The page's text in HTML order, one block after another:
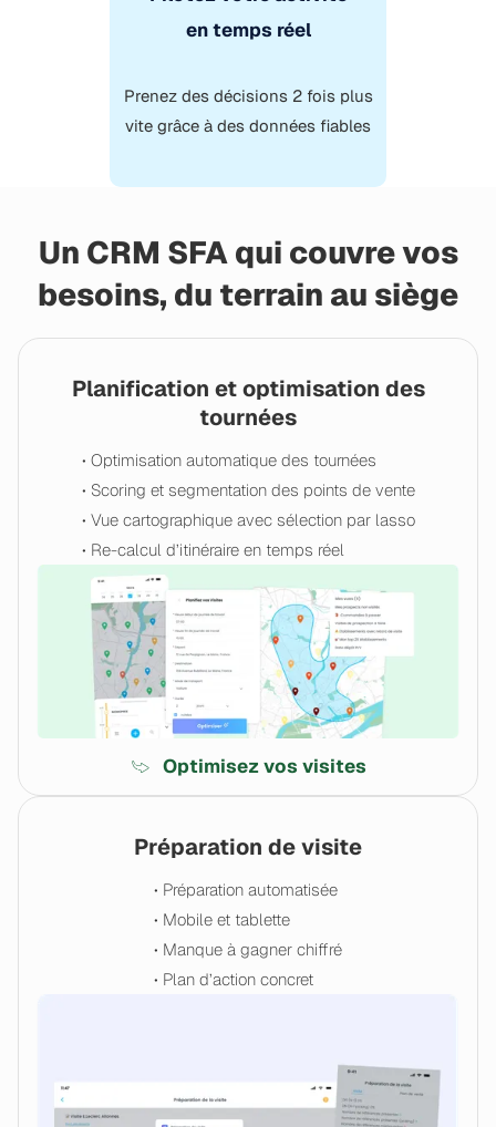
en temps réel
Prenez des décisions 2 fois plus
vite grâce à des données fiables
Un CRM SFA qui couvre vos
besoins, du terrain au siège
Préparation de visite
• Préparation automatisée
• Mobile et tablette
• Manque à gagner chiffré
• Plan d’action concret
Planification et optimisation des
tournées
• Optimisation automatique des tournées
• Scoring et segmentation des points de vente
• Vue cartographique avec sélection par lasso
• Re-calcul d’itinéraire en temps réel
Optimisez vos visites